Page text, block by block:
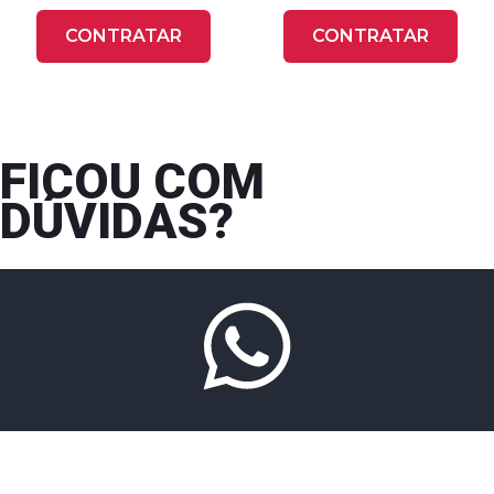
CONTRATAR CONTRATAR
FICOU COM
DÚVIDAS?